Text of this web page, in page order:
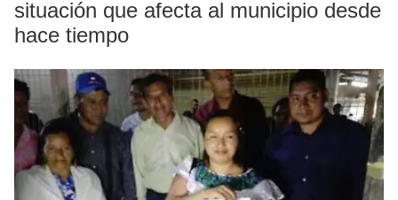
situación que afecta al municipio desde
hace tiempo